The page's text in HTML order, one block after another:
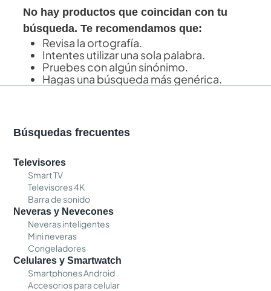
No hay productos que coincidan con tu
búsqueda. Te recomendamos que:
Revisa la ortografía.
Intentes utilizar una sola palabra.
Pruebes con algún sinónimo.
Hagas una búsqueda más genérica.
Búsquedas frecuentes
Televisores
Smart TV
Televisores 4K
Barra de sonido
Neveras y Nevecones
Neveras inteligentes
Mini neveras
Congeladores
Celulares y Smartwatch
Smartphones Android
Accesorios para celular